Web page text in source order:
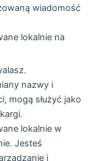
wiadomość
lokalnie na
nazwy i
mogą służyć jako
lokalnie w
Jesteś
i